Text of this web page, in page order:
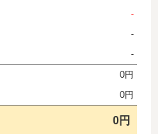
-
-
-
0円
0円
0円